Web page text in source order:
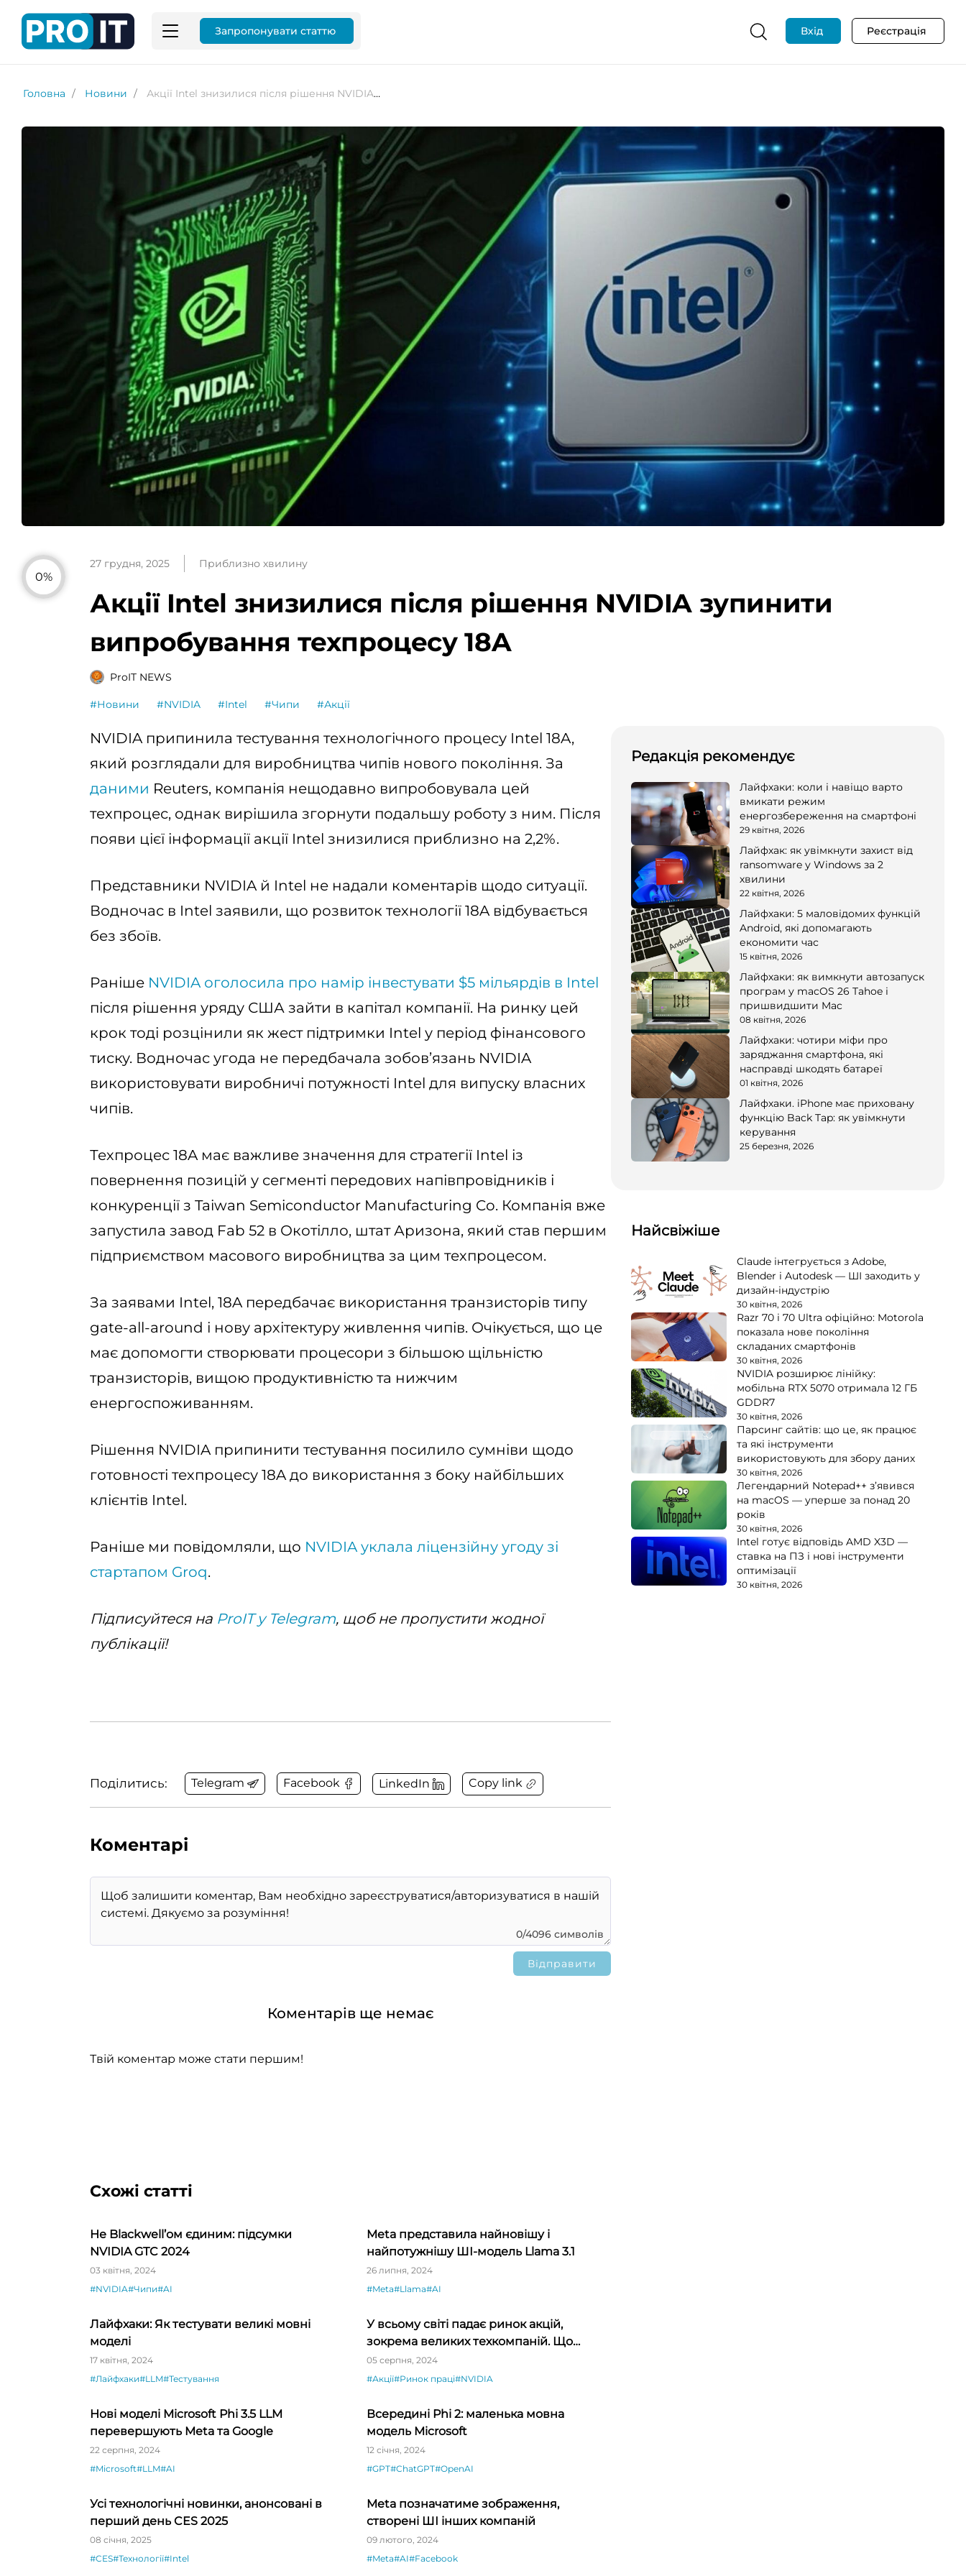
Запропонувати статтю Вхід Реєстрація
Головна Новини Акції Intel знизилися після рішення NVIDIA зупинити випробування техпроцесу 18A
0%
27 грудня, 2025 Приблизно хвилину
Акції Intel знизилися після рішення NVIDIA зупинити
випробування техпроцесу 18A
ProIT NEWS
#Новини #NVIDIA #Intel #Чипи #Акції
NVIDIA припинила тестування технологічного процесу Intel 18A,
який розглядали для виробництва чипів нового покоління. За
даними Reuters, компанія нещодавно випробовувала цей
техпроцес, однак вирішила згорнути подальшу роботу з ним. Після
появи цієї інформації акції Intel знизилися приблизно на 2,2%.
Представники NVIDIA й Intel не надали коментарів щодо ситуації.
Водночас в Intel заявили, що розвиток технології 18A відбувається
без збоїв.
Раніше NVIDIA оголосила про намір інвестувати $5 мільярдів в Intel
після рішення уряду США зайти в капітал компанії. На ринку цей
крок тоді розцінили як жест підтримки Intel у період фінансового
тиску. Водночас угода не передбачала зобов’язань NVIDIA
використовувати виробничі потужності Intel для випуску власних
чипів.
Техпроцес 18A має важливе значення для стратегії Intel із
повернення позицій у сегменті передових напівпровідників і
конкуренції з Taiwan Semiconductor Manufacturing Co. Компанія вже
запустила завод Fab 52 в Окотілло, штат Аризона, який став першим
підприємством масового виробництва за цим техпроцесом.
За заявами Intel, 18A передбачає використання транзисторів типу
gate-all-around і нову архітектуру живлення чипів. Очікується, що це
має допомогти створювати процесори з більшою щільністю
транзисторів, вищою продуктивністю та нижчим
енергоспоживанням.
Рішення NVIDIA припинити тестування посилило сумніви щодо
готовності техпроцесу 18A до використання з боку найбільших
клієнтів Intel.
Раніше ми повідомляли, що NVIDIA уклала ліцензійну угоду зі
стартапом Groq.
Підписуйтеся на ProIT у Telegram, щоб не пропустити жодної
публікації!
Поділитись: Telegram Facebook LinkedIn Copy link
Коментарі
0/4096 символів
Коментарів ще немає
Твій коментар може стати першим!
Схожі статті
Не Blackwell’ом єдиним: підсумки
NVIDIA GTC 2024
03 квітня, 2024
#NVIDIA#Чипи#AI
Meta представила найновішу і
найпотужнішу ШІ-модель Llama 3.1
26 липня, 2024
#Meta#Llama#AI
Лайфхаки: Як тестувати великі мовні
моделі
17 квітня, 2024
#Лайфхаки#LLM#Тестування
У всьому світі падає ринок акцій,
зокрема великих техкомпаній. Що
відбувається?
05 серпня, 2024
#Акції#Ринок праці#NVIDIA
Нові моделі Microsoft Phi 3.5 LLM
перевершують Meta та Google
22 серпня, 2024
#Microsoft#LLM#AI
Всередині Phi 2: маленька мовна
модель Microsoft
12 січня, 2024
#GPT#ChatGPT#OpenAI
Усі технологічні новинки, анонсовані в
перший день CES 2025
08 січня, 2025
#CES#Технології#Intel
Meta позначатиме зображення,
створені ШІ інших компаній
09 лютого, 2024
#Meta#AI#Facebook
Редакція рекомендує
Лайфхаки: коли і навіщо варто
вмикати режим
енергозбереження на смартфоні
29 квітня, 2026
Лайфхак: як увімкнути захист від
ransomware у Windows за 2
хвилини
22 квітня, 2026
Лайфхаки: 5 маловідомих функцій
Android, які допомагають
економити час
15 квітня, 2026
Лайфхаки: як вимкнути автозапуск
програм у macOS 26 Tahoe і
пришвидшити Mac
08 квітня, 2026
Лайфхаки: чотири міфи про
заряджання смартфона, які
насправді шкодять батареї
01 квітня, 2026
Лайфхаки. iPhone має приховану
функцію Back Tap: як увімкнути
керування
25 березня, 2026
Найсвіжіше
Claude інтегрується з Adobe,
Blender і Autodesk — ШІ заходить у
дизайн-індустрію
30 квітня, 2026
Razr 70 і 70 Ultra офіційно: Motorola
показала нове покоління
складаних смартфонів
30 квітня, 2026
NVIDIA розширює лінійку:
мобільна RTX 5070 отримала 12 ГБ
GDDR7
30 квітня, 2026
Парсинг сайтів: що це, як працює
та які інструменти
використовують для збору даних
30 квітня, 2026
Легендарний Notepad++ з’явився
на macOS — уперше за понад 20
років
30 квітня, 2026
Intel готує відповідь AMD X3D —
ставка на ПЗ і нові інструменти
оптимізації
30 квітня, 2026